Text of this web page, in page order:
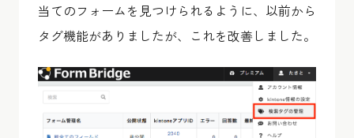
当てのフォームを見つけられるように、以前から
タグ機能がありましたが、これを改善しました。